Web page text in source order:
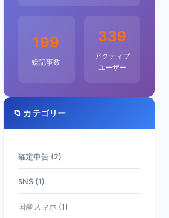
199
総記事数
339
アクティブ
ユーザー
📁 カテゴリー
確定申告 (2)
SNS (1)
国産スマホ (1)